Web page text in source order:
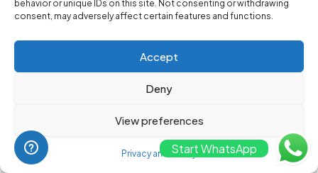
behavior or unique IDs on this site. Not consenting or withdrawing
consent, may adversely affect certain features and functions.
Accept
Deny
View preferences
Privacy and Policy
actúan como una barrera contra
actividades fraudulentas,
asegurando que solo el tráfico
anuncios. Utilizar sistemas de
Start WhatsApp